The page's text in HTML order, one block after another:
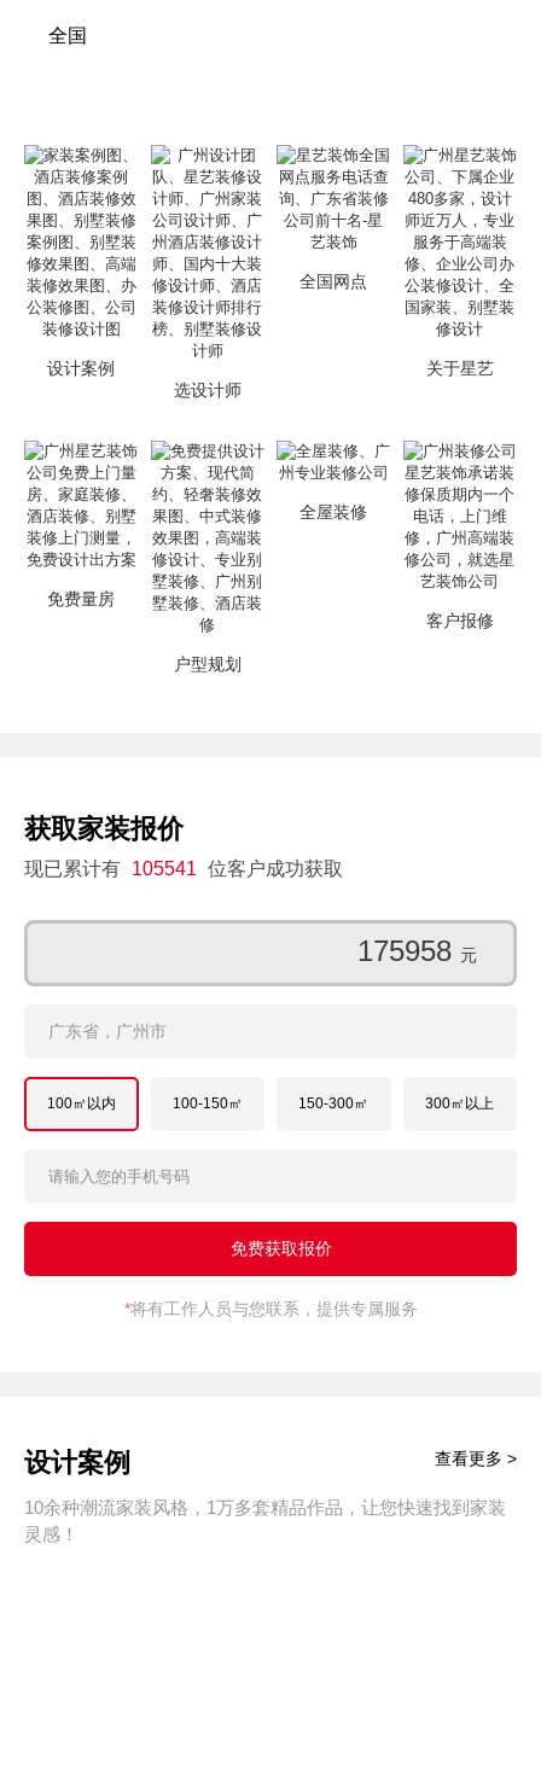
全国
设计案例
选设计师
全国网点
关于星艺
免费量房
户型规划
全屋装修
客户报修
获取家装报价
现已累计有 105541 位客户成功获取
115261 元
广东省，广州市
100㎡以内 100-150㎡ 150-300㎡ 300㎡以上
*将有工作人员与您联系，提供专属服务
设计案例
10余种潮流家装风格，1万多套精品作品，让您快速找到家装
灵感！
查看更多 >